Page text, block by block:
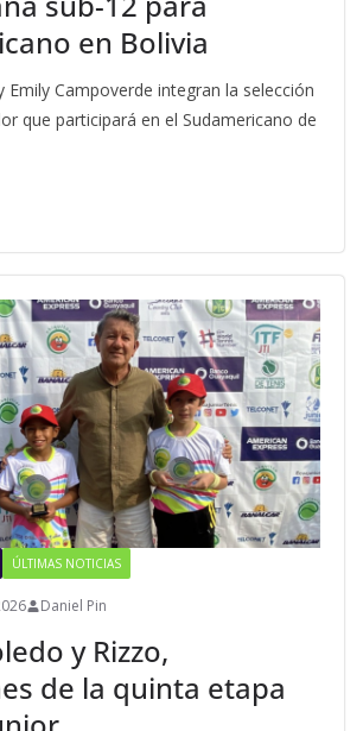
en Bolivia
Emily Campoverde integran la selección
que participará en el Sudamericano de
ÚLTIMAS NOTICIAS
Daniel Pin
y Rizzo,
de la quinta etapa